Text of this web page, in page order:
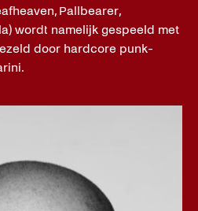
Pallbearer,
wordt namelijk gespeeld met
door hardcore punk-